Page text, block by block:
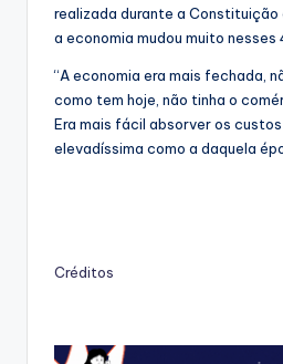
realizada durante a Constituição
a economia mudou muito nesses
“A economia era mais fechada,
como tem hoje, não tinha o
Era mais fácil absorver os
elevadíssima como a daquela
Créditos